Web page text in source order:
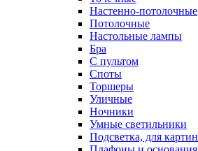
Настенно-потолочные
Потолочные
Настольные лампы
Бра
С пультом
Споты
Торшеры
Уличные
Ночники
Умные светильники
Подсветка, для картин